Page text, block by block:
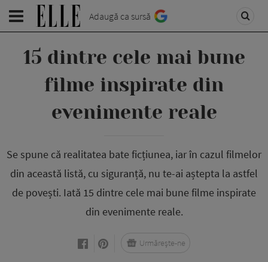
Adaugă ca sursă
15 dintre cele mai bune
filme inspirate din
evenimente reale
Se spune că realitatea bate ficțiunea, iar în cazul filmelor
din această listă, cu siguranță, nu te-ai aștepta la astfel
de povești. Iată 15 dintre cele mai bune filme inspirate
din evenimente reale.
Urmărește-ne